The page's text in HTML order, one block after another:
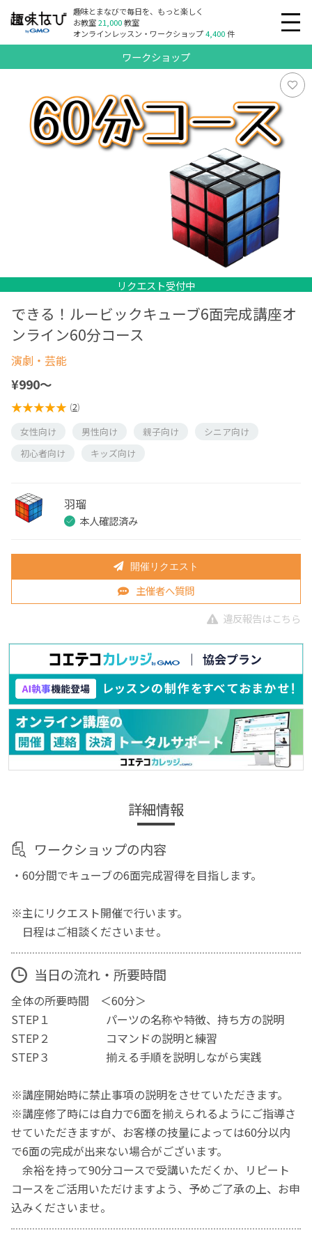
趣味とまなびで毎日を、もっと楽しく
お教室21,000教室
オンラインレッスン・ワークショップ4,400件
ワークショップ
リクエスト受付中
リクエスト受付中
できる！ルービックキューブ6面完成講座オ
ンライン60分コース
演劇・芸能
¥990〜
(2)
女性向け
男性向け 親子向け
シニア向け
初心者向け
キッズ向け
羽瑠
本人確認済み
開催リクエスト
主催者へ質問
違反報告はこちら
詳細情報
ワークショップの内容
・60分間でキューブの6面完成習得を目指します。
※主にリクエスト開催で行います。
日程はご相談くださいませ。
当日の流れ・所要時間
全体の所要時間 ＜60分＞
STEP１ パーツの名称や特徴、持ち方の説明
STEP２ コマンドの説明と練習
STEP３ 揃える手順を説明しながら実践
※講座開始時に禁止事項の説明をさせていただきます。
※講座修了時には自力で6面を揃えられるようにご指導さ
せていただきますが、お客様の技量によっては60分以内
で6面の完成が出来ない場合がございます。
余裕を持って90分コースで受講いただくか、リピート
コースをご活用いただけますよう、予めご了承の上、お申
込みくださいませ。